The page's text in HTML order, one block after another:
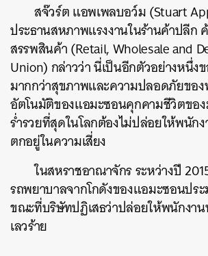
สจ๊วร์ต แอพเพลบอว์ม (Stuart
ประธานสหภาพแรงงานในร้านค้าปลีก
สรรพสินค้า (Retail, Wholesale and
Union) กล่าวว่า นี่เป็นอีกตัวอย่างหนึ่งข
มากกว่าสุขภาพและความปลอดภัยขอ
อัตโนมัติของแอมะซอนคุกคามชีวิตขอ
ร่ำรวยที่สุดในโลกต้องไม่ปล่อยให้พนัก
ตกอยู่ในความเสี่ยง
ในสหราชอาณาจักร ระหว่างปี
รถพยาบาลจากโกดังของแอมะซอนปร
ขณะที่บริษัทปฏิเสธว่าปล่อยให้พนักงา
เลวร้าย
ค้นหา
SHARE TWEET LINE